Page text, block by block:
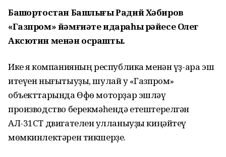
Башҡортостан Башлығы Радий Хәбиров
«Газпром» йәмғиәте идараһы рәйесе Олег
Аксютин менән осрашты.
Ике яҡ компанияның республика менән үҙ-ара эш
итеүен нығытыуҙы, шулай уҡ «Газпром»
объекттарында Өфө моторҙар эшләү
производство берекмәһендә етештерелгән
АЛ-31СТ двигателен ҡулланыуҙы киңәйтеү
мөмкинлектәрен тикшерҙе.